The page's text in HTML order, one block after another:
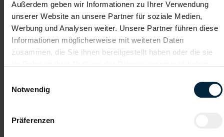
Außerdem geben wir Informationen zu Ihrer Verwendung
unserer Website an unsere Partner für soziale Medien,
Werbung und Analysen weiter. Unsere Partner führen diese
Informationen möglicherweise mit weiteren Daten
zusammen, die Sie ihnen bereitgestellt haben oder die sie
Notwendig
Präferenzen
ab EUR 19,30
Vollzeit